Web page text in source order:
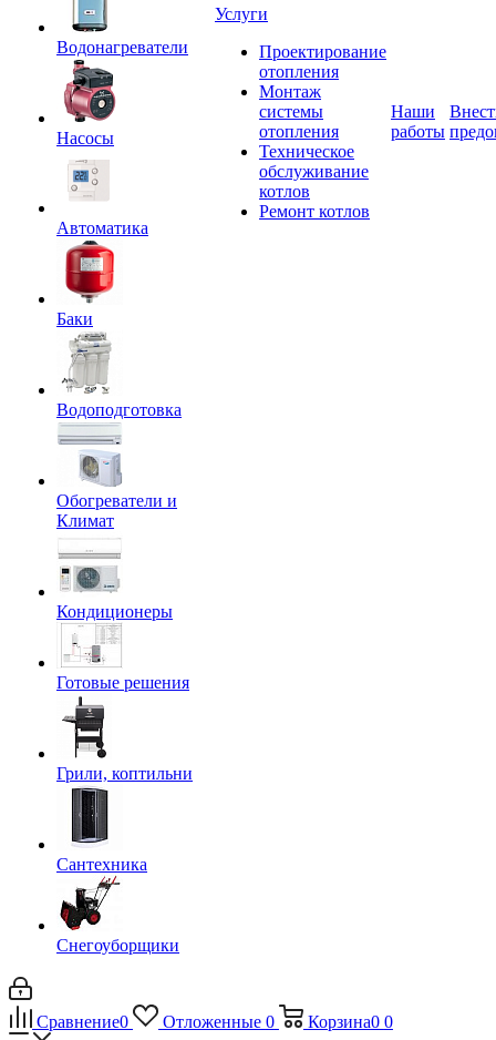
Водонагреватели
Насосы
Автоматика
Баки
Водоподготовка
Обогреватели и
Климат
Кондиционеры
Готовые решения
Грили, коптильни
Сантехника
Снегоуборщики
Услуги
Проектирование
отопления
Монтаж
системы
отопления
Техническое
обслуживание
котлов
Ремонт котлов
Наши
работы
Сравнение0 Отложенные 0 Корзина0 0